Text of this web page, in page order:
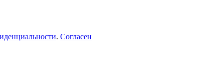
. Согласен